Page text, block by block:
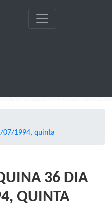
07/1994, quinta
36 DIA
QUINTA